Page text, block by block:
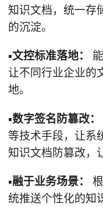
知识文档，统一存
的沉淀。
▪文控标准落地：
让不同行业企业的
地。
▪数字签名防篡改：
等技术手段，让系
知识文档防篡改，
▪融于业务场景：
统推送个性化的知